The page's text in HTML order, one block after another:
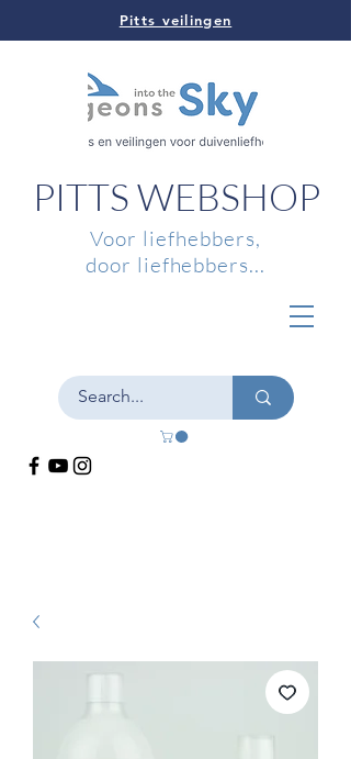
Pitts veilingen
PITTS WEBSHOP
Voor liefhebbers,
door liefhebbers...